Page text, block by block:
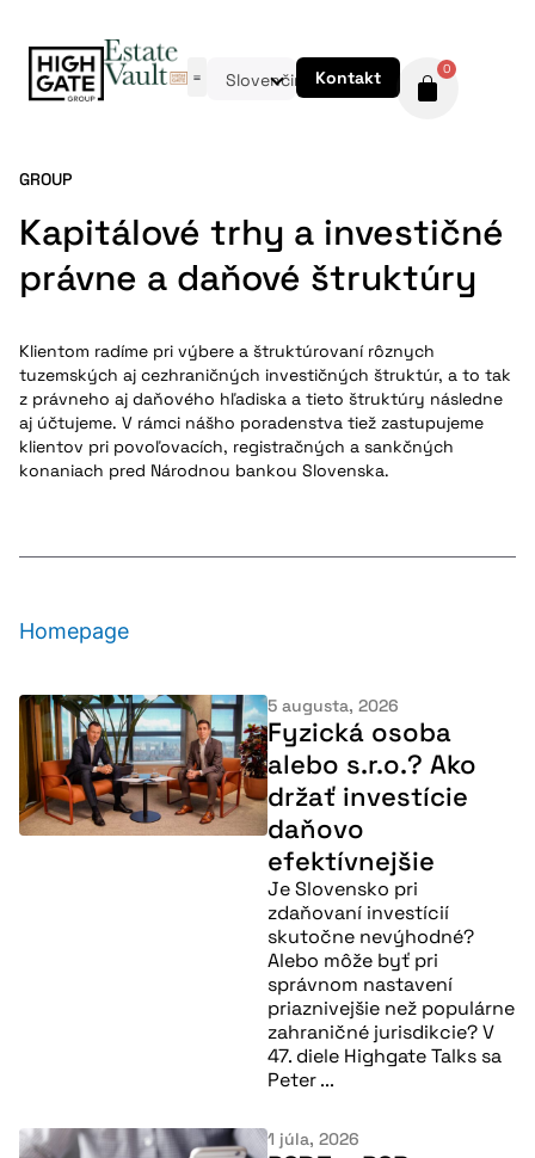
Slovenčina Kontakt 0
GROUP
Kapitálové trhy a investičné
právne a daňové štruktúry
Klientom radíme pri výbere a štruktúrovaní rôznych
tuzemských aj cezhraničných investičných štruktúr, a to tak
z právneho aj daňového hľadiska a tieto štruktúry následne
aj účtujeme. V rámci nášho poradenstva tiež zastupujeme
klientov pri povoľovacích, registračných a sankčných
konaniach pred Národnou bankou Slovenska.
Homepage
5 augusta, 2026
Fyzická osoba
alebo s.r.o.? Ako
držať investície
daňovo
efektívnejšie
Je Slovensko pri
zdaňovaní investícií
skutočne nevýhodné?
Alebo môže byť pri
správnom nastavení
priaznivejšie než populárne
zahraničné jurisdikcie? V
47. diele Highgate Talks sa
Peter ...
1 júla, 2026